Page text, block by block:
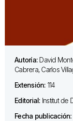
Autoría: David
Cabrera, Carlos
Extensión: 114
Editorial: Institut de
Fecha publicación: